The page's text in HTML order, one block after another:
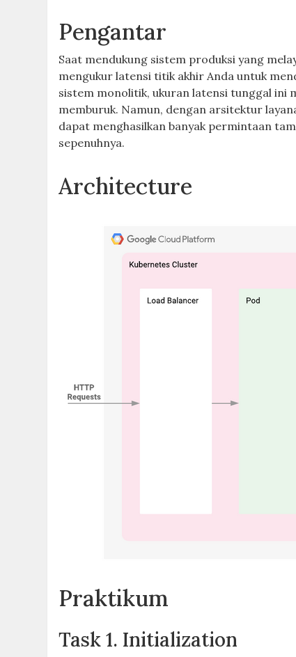
Pengantar
Saat mendukung sistem produksi yang
mengukur latensi titik akhir Anda untuk
sistem monolitik, ukuran latensi tunggal ini
memburuk. Namun, dengan arsitektur
dapat menghasilkan banyak permintaan
sepenuhnya.
Architecture
Praktikum
Task 1. Initialization